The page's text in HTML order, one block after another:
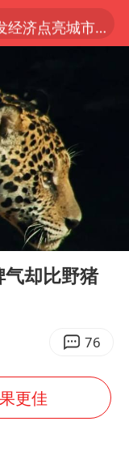
以“新”破局 首发经济点亮城市消费活力
小时警戒线
150.80元/股
万获刑1年
上涨近百元
立古巴工作组
部带头休假
05:26
却比野猪
76
更佳